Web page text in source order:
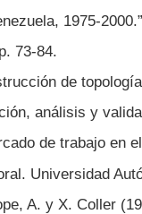
1975-
73-84.
de
análisis y
de trabajo en
Universidad
A. y X. Coller